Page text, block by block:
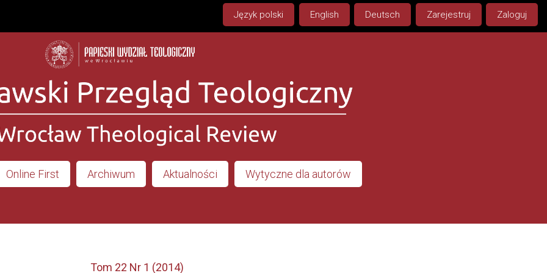
Język polski English Deutsch Zarejestruj Zaloguj
Online First Archiwum Aktualności Wytyczne dla autorów
Tom 22 Nr 1 (2014)